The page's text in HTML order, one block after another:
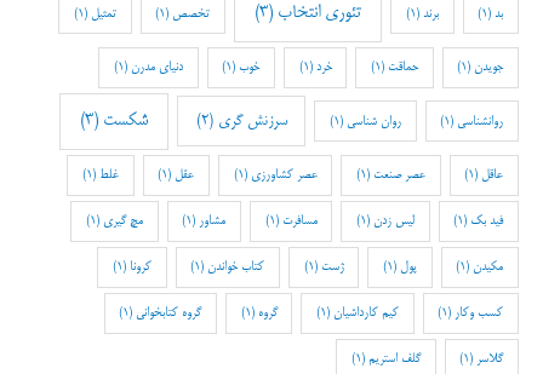
بد(1) برند (1) تئوری انتخاب (3) تخصص (1) تمثیل (1)
جویدن (1) حماقت (1) خرد (1) خوب(1) دنیای مدرن (1)
روانشناسی (1) روان شناسی (1) سرزنش گری (2) شکست (3)
عاقل (1) عصر صنعت (1) عصر کشاورزی (1) عقل (1) غلط (1)
فید بک(1) لیس زدن (1) مسافرت (1) مشاور (1) مچ گیری (1)
مکیدن (1) پول (1) ژست (1) کتاب خواندن (1) کرونا (1)
کسب وکار (1) کیم کارداشیان (1) گروه (1) گروه کتابخوانی (1)
گلاسر (1) گلف استریم (1)